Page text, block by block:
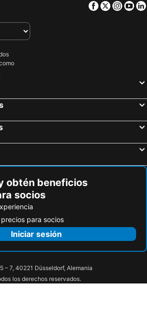
Facebook
Twitter
obtén beneficios
socios
para socios
Iniciar sesión
– 7, 40221 Düsseldorf, Alemania
los derechos reservados.